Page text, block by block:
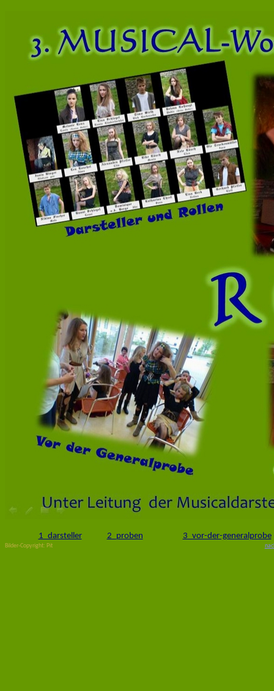
1_darsteller 2_proben 3_vor-der-generalprobe
Bilder-Copyright: Pit